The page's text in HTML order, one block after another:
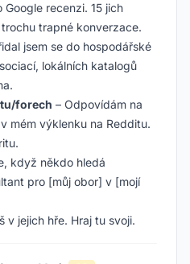
recenzi. 15 jich
trapné konverzace.
jsem se do hospodářské
lokálních katalogů
forech – Odpovídám na
mém výklenku na Redditu.
když někdo hledá
pro [můj obor] v [mojí
v jejich hře. Hraj tu svoji.